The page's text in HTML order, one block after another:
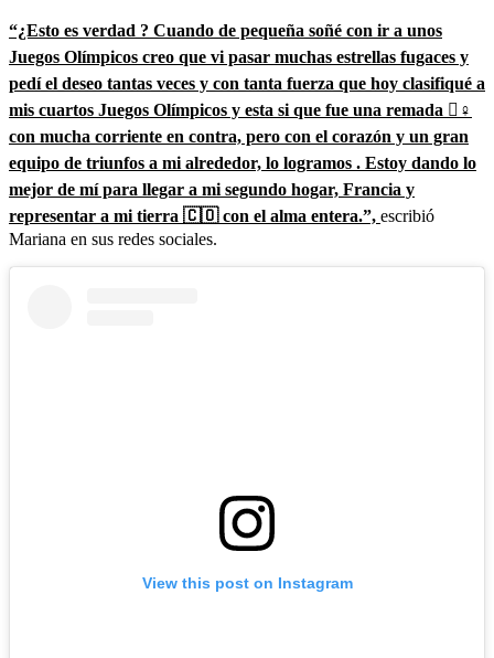
“¿Esto es verdad ? Cuando de pequeña soñé con ir a unos
Juegos Olímpicos creo que vi pasar muchas estrellas fugaces y
pedí el deseo tantas veces y con tanta fuerza que hoy clasifiqué a
mis cuartos Juegos Olímpicos y esta si que fue una remada 🏻‍♀️
con mucha corriente en contra, pero con el corazón y un gran
equipo de triunfos a mi alrededor, lo logramos . Estoy dando lo
mejor de mí para llegar a mi segundo hogar, Francia y
representar a mi tierra 🇨🇴 con el alma entera.”, escribió
Mariana en sus redes sociales.
View this post on Instagram